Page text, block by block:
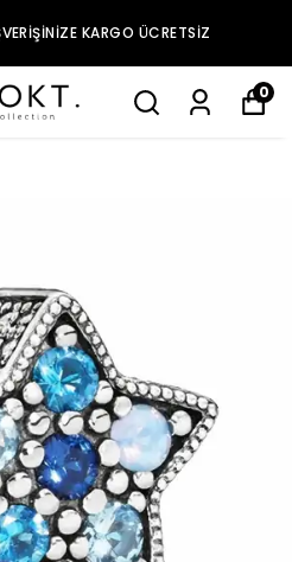
KARGO ÜCRETSIZ
0